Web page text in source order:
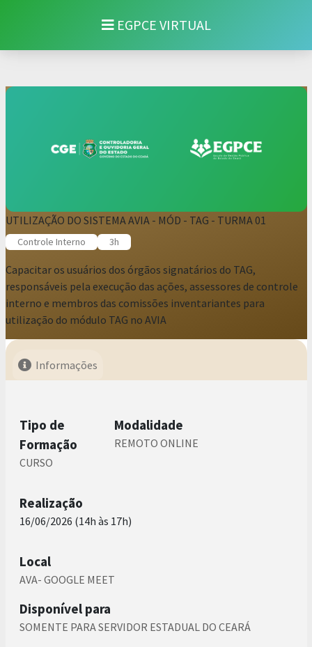
EGPCE VIRTUAL
UTILIZAÇÃO DO SISTEMA AVIA - MÓD - TAG - TURMA 01
Controle Interno 3h
Capacitar os usuários dos órgãos signatários do TAG,
responsáveis pela execução das ações, assessores de controle
interno e membros das comissões inventariantes para
utilização do módulo TAG no AVIA
Informações
Tipo de
Formação
CURSO
Modalidade
REMOTO ONLINE
Realização
16/06/2026 (14h às 17h)
Local
AVA- GOOGLE MEET
Disponível para
SOMENTE PARA SERVIDOR ESTADUAL DO CEARÁ